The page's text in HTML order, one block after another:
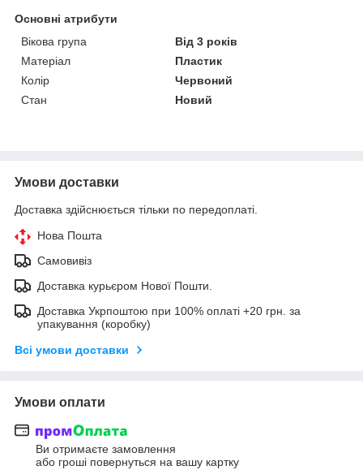
Основні атрибути
Вікова група
Від 3 років
Матеріал
Пластик
Колір
Червоний
Стан
Новий
Умови доставки
Доставка здійснюється тільки по передоплаті.
Нова Пошта
Самовивіз
Доставка курьєром Нової Пошти.
Доставка Укрпоштою при 100% оплаті +20 грн. за
упакування (коробку)
Всі умови доставки
Умови оплати
Ви отримаєте замовлення
або гроші повернуться на вашу картку